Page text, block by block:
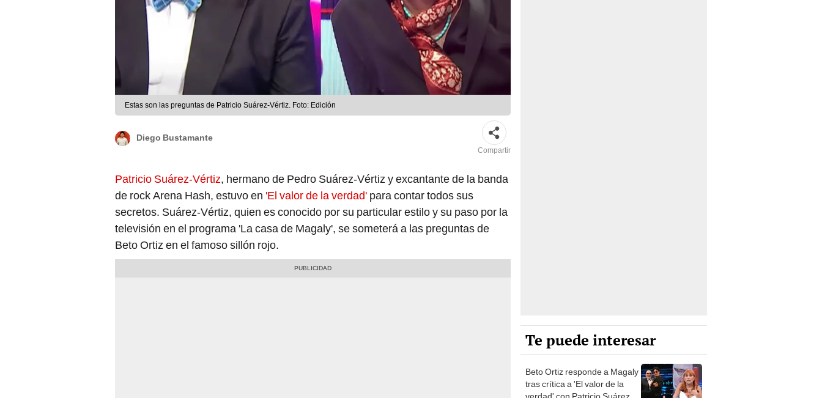
Estas son las preguntas de Patricio Suárez-Vértiz. Foto: Edición
Diego Bustamante
Compartir
Patricio Suárez-Vértiz, hermano de Pedro Suárez-Vértiz y excantante de la banda
de rock Arena Hash, estuvo en 'El valor de la verdad' para contar todos sus
secretos. Suárez-Vértiz, quien es conocido por su particular estilo y su paso por la
televisión en el programa 'La casa de Magaly', se someterá a las preguntas de
Beto Ortiz en el famoso sillón rojo.
Te puede interesar
Beto Ortiz responde a Magaly
tras crítica a 'El valor de la
verdad' con Patricio Suárez-